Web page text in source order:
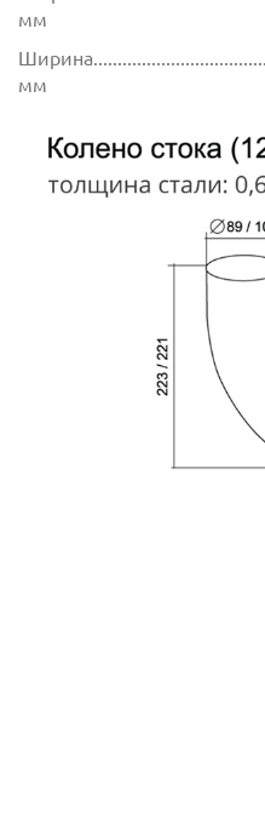
мм
мм